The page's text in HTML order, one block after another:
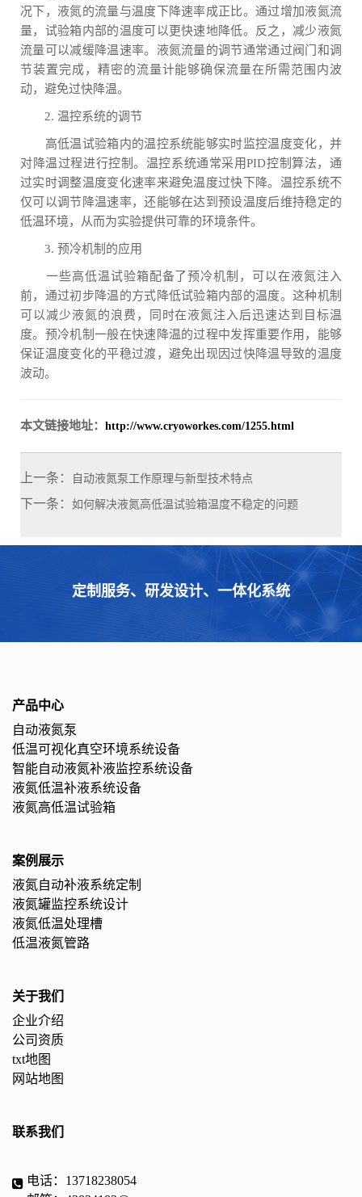
况下，液氮的流量与温度下降速率成正比。通过增加液氮流
量，试验箱内部的温度可以更快速地降低。反之，减少液氮
流量可以减缓降温速率。液氮流量的调节通常通过阀门和调
节装置完成，精密的流量计能够确保流量在所需范围内波
动，避免过快降温。
2. 温控系统的调节
高低温试验箱内的温控系统能够实时监控温度变化，并
对降温过程进行控制。温控系统通常采用PID控制算法，通
过实时调整温度变化速率来避免温度过快下降。温控系统不
仅可以调节降温速率，还能够在达到预设温度后维持稳定的
低温环境，从而为实验提供可靠的环境条件。
3. 预冷机制的应用
一些高低温试验箱配备了预冷机制，可以在液氮注入
前，通过初步降温的方式降低试验箱内部的温度。这种机制
可以减少液氮的浪费，同时在液氮注入后迅速达到目标温
度。预冷机制一般在快速降温的过程中发挥重要作用，能够
保证温度变化的平稳过渡，避免出现因过快降温导致的温度
波动。
本文链接地址： http://www.cryoworkes.com/1255.html
上一条： 自动液氮泵工作原理与新型技术特点
下一条： 如何解决液氮高低温试验箱温度不稳定的问题
定制服务、研发设计、一体化系统
产品中心
自动液氮泵
低温可视化真空环境系统设备
智能自动液氮补液监控系统设备
液氮低温补液系统设备
液氮高低温试验箱
案例展示
液氮自动补液系统定制
液氮罐监控系统设计
液氮低温处理槽
低温液氮管路
关于我们
企业介绍
公司资质
txt地图
网站地图
联系我们
电话：13718238054